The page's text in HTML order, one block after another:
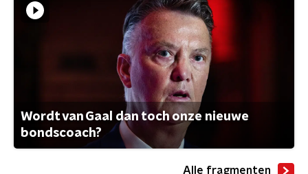
Wordt van Gaal dan toch onze nieuwe
bondscoach?
Alle fragmenten